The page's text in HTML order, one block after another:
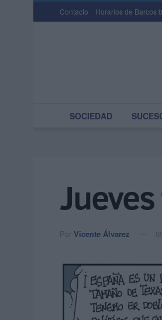
Contacto Horarios de Barcos
SOCIEDAD
Por Vicente Álvarez